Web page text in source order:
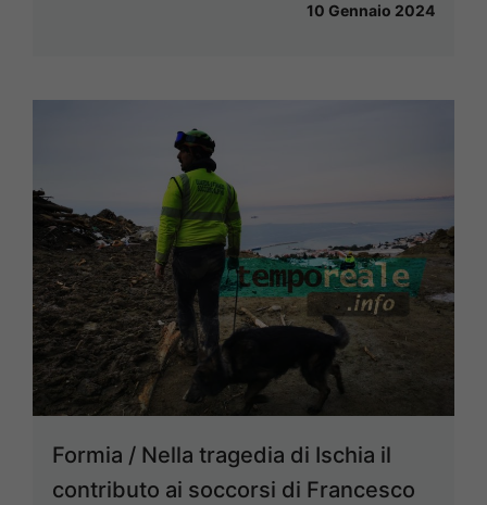
10 Gennaio 2024
Formia / Nella tragedia di Ischia il
contributo ai soccorsi di Francesco